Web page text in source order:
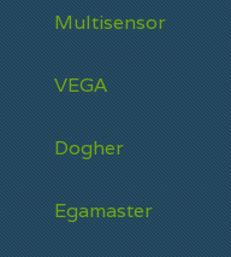
Multisensor
VEGA
Dogher
Egamaster